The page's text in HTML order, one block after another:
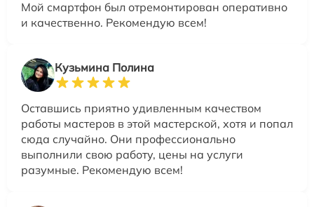
Мой смартфон был отремонтирован оперативно
и качественно. Рекомендую всем!
Кузьмина Полина
Оставшись приятно удивленным качеством
работы мастеров в этой мастерской, хотя и попал
сюда случайно. Они профессионально
выполнили свою работу, цены на услуги
разумные. Рекомендую всем!